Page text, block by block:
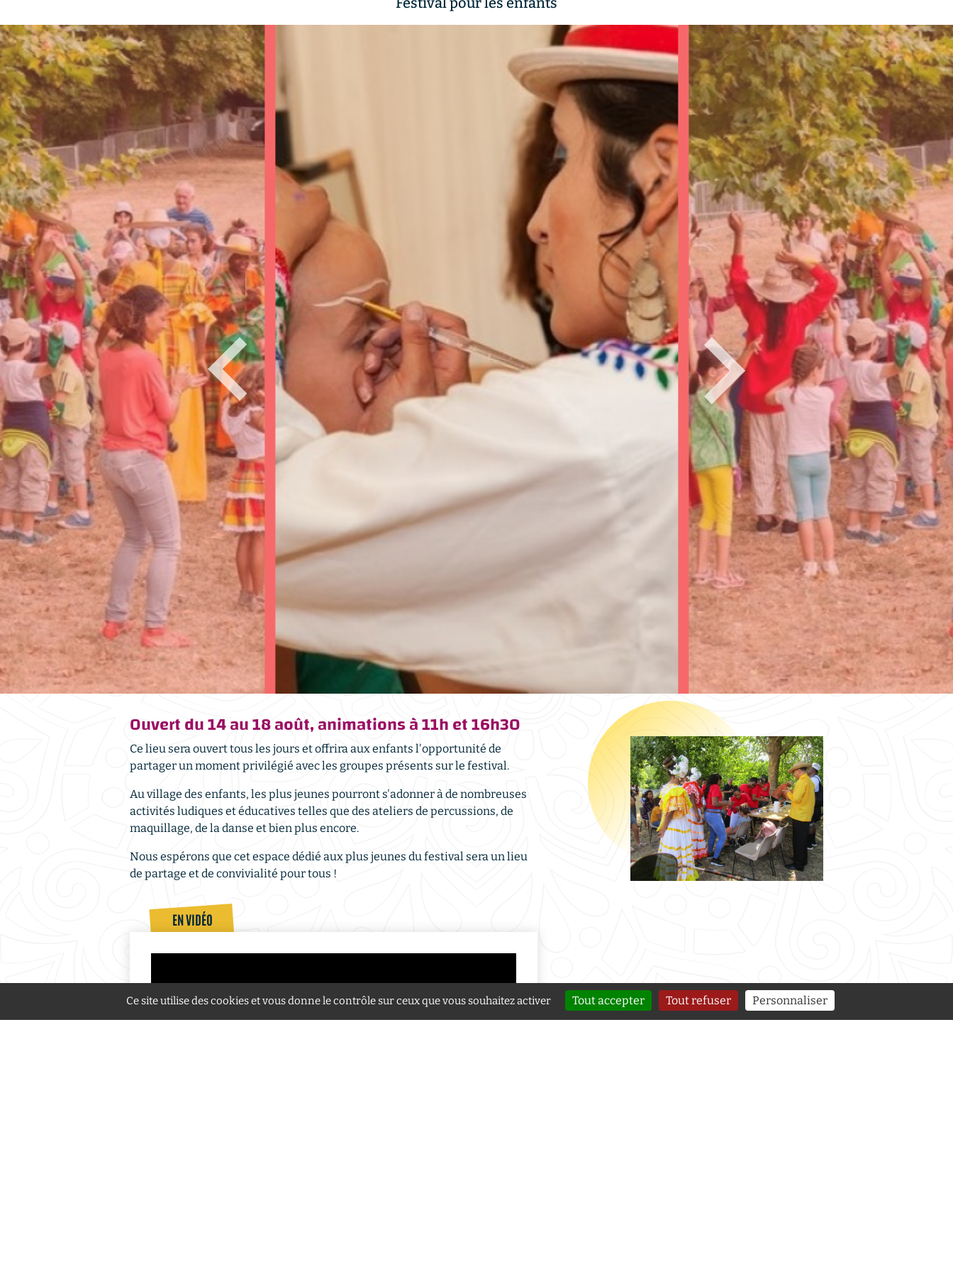
Ouvert du 14 au 18 août, animations à 11h et 16h30
Ce lieu sera ouvert tous les jours et offrira aux enfants l'opportunité de
partager un moment privilégié avec les groupes présents sur le festival.
Au village des enfants, les plus jeunes pourront s'adonner à de nombreuses
activités ludiques et éducatives telles que des ateliers de percussions, de
maquillage, de la danse et bien plus encore.
Nous espérons que cet espace dédié aux plus jeunes du festival sera un lieu
de partage et de convivialité pour tous !
EN VIDÉO
Ce site utilise des cookies et vous donne le contrôle sur ceux que vous souhaitez activer Tout accepter Tout refuser Personnaliser